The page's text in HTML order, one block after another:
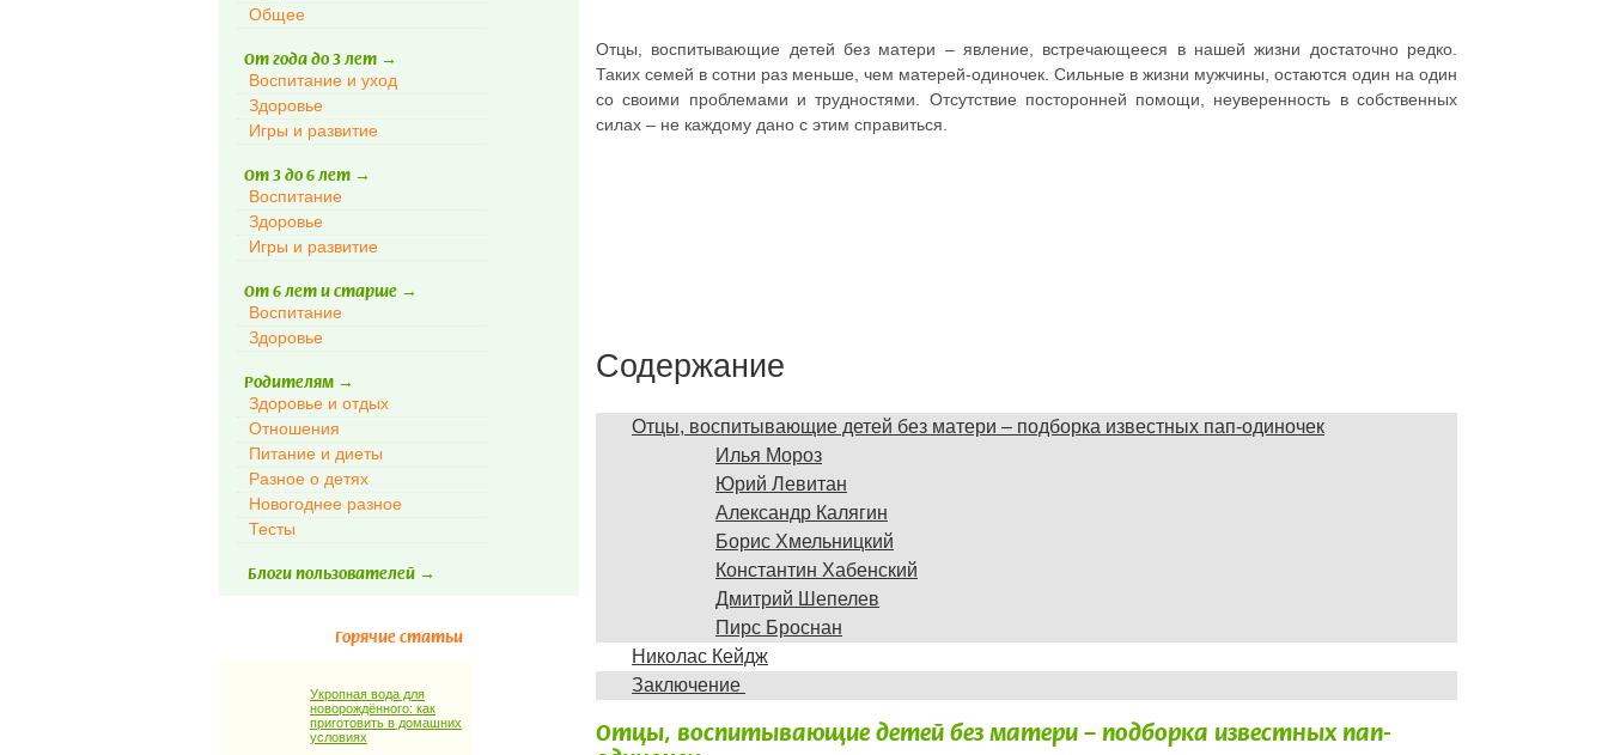
Общее
От года до 3 лет →
Воспитание и уход
Здоровье
Игры и развитие
От 3 до 6 лет →
Воспитание
Здоровье
Игры и развитие
От 6 лет и старше →
Воспитание
Здоровье
Родителям →
Здоровье и отдых
Отношения
Питание и диеты
Разное о детях
Новогоднее разное
Тесты
Блоги пользователей →
Горячие статьи
Укропная вода для
новорождённого: как
приготовить в домашних
условиях
Отцы, воспитывающие детей без матери – явление, встречающееся в нашей жизни достаточно редко.
Таких семей в сотни раз меньше, чем матерей-одиночек. Сильные в жизни мужчины, остаются один на один
со своими проблемами и трудностями. Отсутствие посторонней помощи, неуверенность в собственных
силах – не каждому дано с этим справиться.
Содержание
Отцы, воспитывающие детей без матери – подборка известных пап-одиночек
Илья Мороз
Юрий Левитан
Александр Калягин
Борис Хмельницкий
Константин Хабенский
Дмитрий Шепелев
Пирс Броснан
Николас Кейдж
Заключение
Отцы, воспитывающие детей без матери – подборка известных пап-